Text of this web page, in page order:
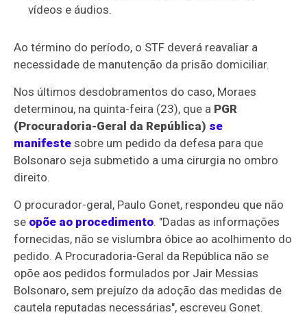
vídeos e áudios.
Ao término do período, o STF deverá reavaliar a
necessidade de manutenção da prisão domiciliar.
Nos últimos desdobramentos do caso, Moraes
determinou, na quinta-feira (23), que a PGR
(Procuradoria-Geral da República) se
manifeste sobre um pedido da defesa para que
Bolsonaro seja submetido a uma cirurgia no ombro
direito.
O procurador-geral, Paulo Gonet, respondeu que não
se opõe ao procedimento. "Dadas as informações
fornecidas, não se vislumbra óbice ao acolhimento do
pedido. A Procuradoria-Geral da República não se
opõe aos pedidos formulados por Jair Messias
Bolsonaro, sem prejuízo da adoção das medidas de
cautela reputadas necessárias", escreveu Gonet.